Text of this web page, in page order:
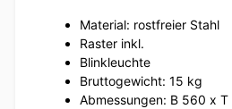
Material: rostfreier Stahl
Raster inkl.
Blinkleuchte
Bruttogewicht: 15 kg
Abmessungen: B 560 x